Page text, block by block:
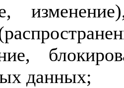
данных;